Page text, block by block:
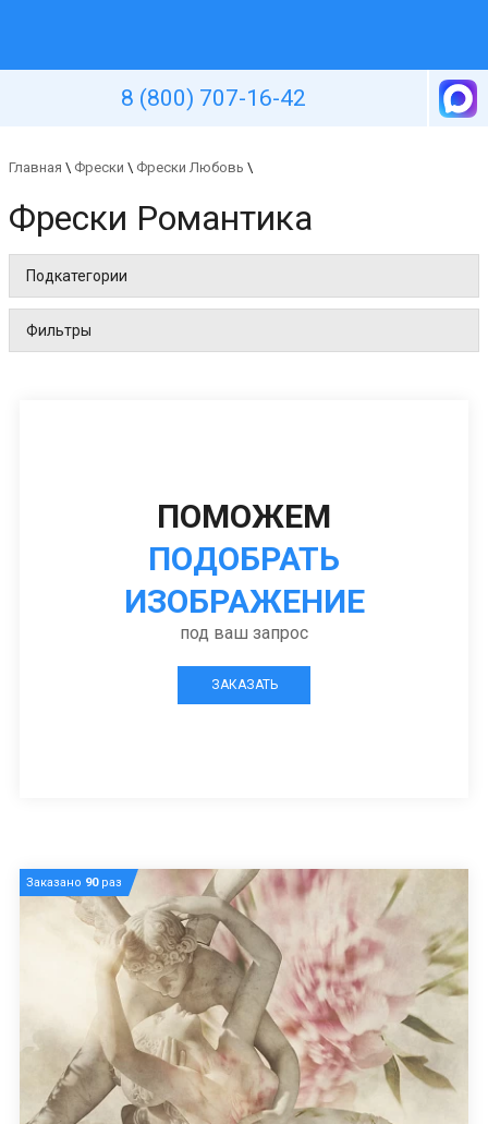
8 (800) 707-16-42
Главная \ Фрески \ Фрески Любовь \
Фрески Романтика
Подкатегории
Фильтры
ПОМОЖЕМ
ПОДОБРАТЬ
ИЗОБРАЖЕНИЕ
под ваш запрос
ЗАКАЗАТЬ
Заказано 90раз